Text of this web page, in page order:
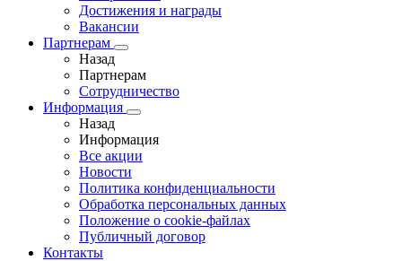
Достижения и награды
Вакансии
Партнерам
Назад
Партнерам
Сотрудничество
Информация
Назад
Информация
Все акции
Новости
Политика конфиденциальности
Обработка персональных данных
Положение о cookie-файлах
Публичный договор
Контакты